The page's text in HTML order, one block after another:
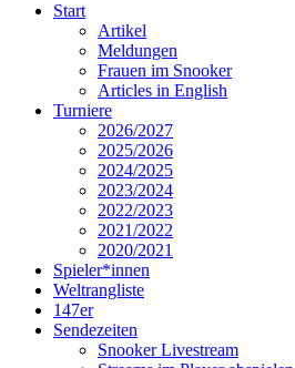
Start
Artikel
Meldungen
Frauen im Snooker
Articles in English
Turniere
2026/2027
2025/2026
2024/2025
2023/2024
2022/2023
2021/2022
2020/2021
Spieler*innen
Weltrangliste
147er
Sendezeiten
Snooker Livestream